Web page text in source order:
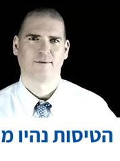
הטיסות נהיו